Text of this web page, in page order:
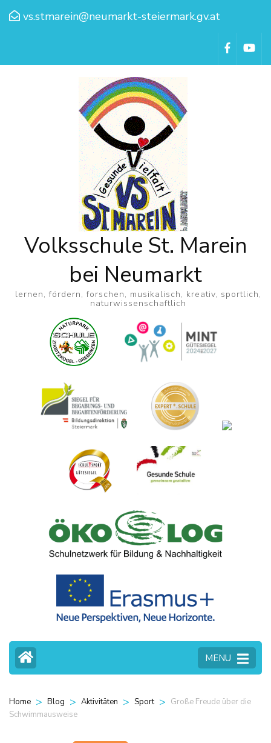
vs.stmarein@neumarkt-steiermark.gv.at
Volksschule St. Marein
bei Neumarkt
lernen, fördern, forschen, musikalisch, kreativ, sportlich,
naturwissenschaftlich
MENU
Home > Blog > Aktivitäten > Sport > Große Freude über die
Schwimmausweise